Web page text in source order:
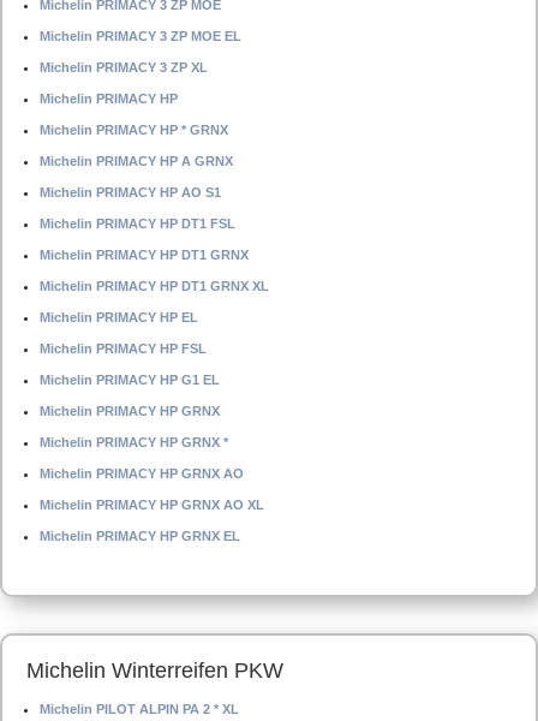
Michelin PRIMACY 3 ZP MOE
Michelin PRIMACY 3 ZP MOE EL
Michelin PRIMACY 3 ZP XL
Michelin PRIMACY HP
Michelin PRIMACY HP * GRNX
Michelin PRIMACY HP A GRNX
Michelin PRIMACY HP AO S1
Michelin PRIMACY HP DT1 FSL
Michelin PRIMACY HP DT1 GRNX
Michelin PRIMACY HP DT1 GRNX XL
Michelin PRIMACY HP EL
Michelin PRIMACY HP FSL
Michelin PRIMACY HP G1 EL
Michelin PRIMACY HP GRNX
Michelin PRIMACY HP GRNX *
Michelin PRIMACY HP GRNX AO
Michelin PRIMACY HP GRNX AO XL
Michelin PRIMACY HP GRNX EL
Michelin Winterreifen PKW
Michelin PILOT ALPIN PA 2 * XL